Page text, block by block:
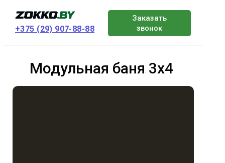
+375 (29) 907-88-88
Заказать
звонок
Модульная баня 3х4